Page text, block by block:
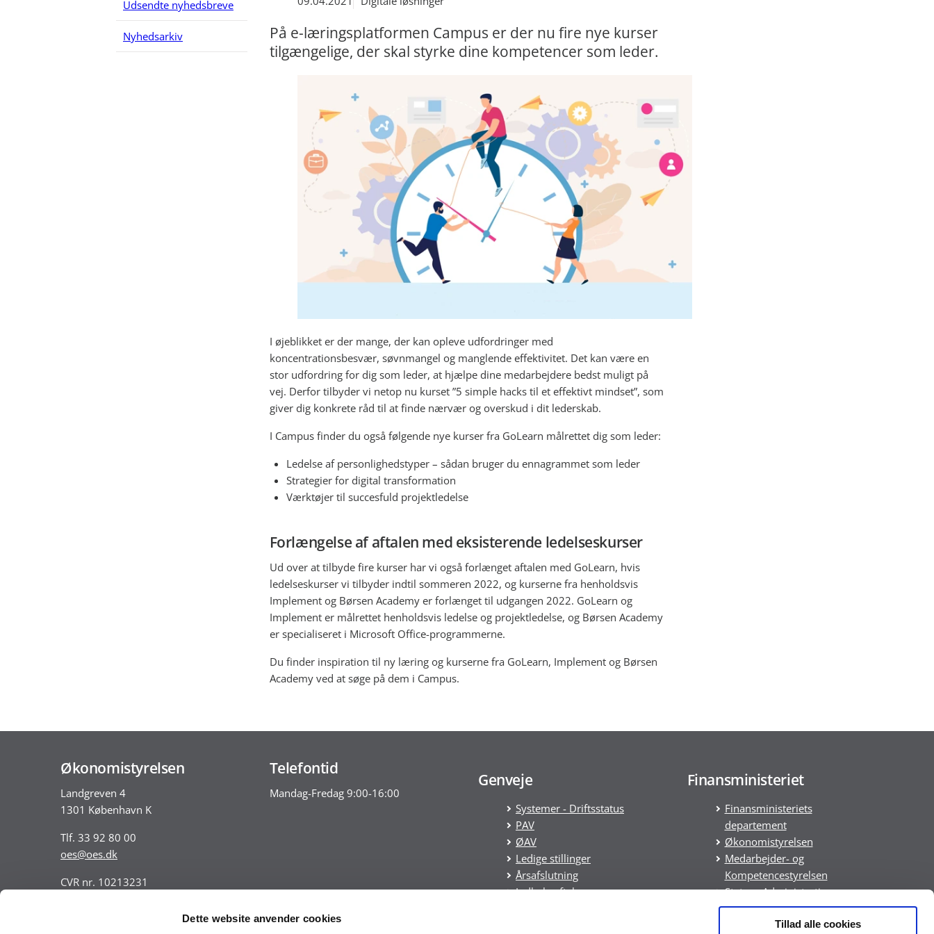
Dette website anvender cookies Tillad alle cookies
Udsendte nyhedsbreve
Nyhedsarkiv
På e-læringsplatformen Campus er der nu fire nye kurser
tilgængelige, der skal styrke dine kompetencer som leder.
I øjeblikket er der mange, der kan opleve udfordringer med
koncentrationsbesvær, søvnmangel og manglende effektivitet. Det kan være en
stor udfordring for dig som leder, at hjælpe dine medarbejdere bedst muligt på
vej. Derfor tilbyder vi netop nu kurset ”5 simple hacks til et effektivt mindset”, som
giver dig konkrete råd til at finde nærvær og overskud i dit lederskab.
I Campus finder du også følgende nye kurser fra GoLearn målrettet dig som leder:
Ledelse af personlighedstyper – sådan bruger du ennagrammet som leder
Strategier for digital transformation
Værktøjer til succesfuld projektledelse
Forlængelse af aftalen med eksisterende ledelseskurser
Ud over at tilbyde fire kurser har vi også forlænget aftalen med GoLearn, hvis
ledelseskurser vi tilbyder indtil sommeren 2022, og kurserne fra henholdsvis
Implement og Børsen Academy er forlænget til udgangen 2022. GoLearn og
Implement er målrettet henholdsvis ledelse og projektledelse, og Børsen Academy
er specialiseret i Microsoft Office-programmerne.
Du finder inspiration til ny læring og kurserne fra GoLearn, Implement og Børsen
Academy ved at søge på dem i Campus.
Økonomistyrelsen
Landgreven 4
1301 København K
Tlf. 33 92 80 00
oes@oes.dk
CVR nr. 10213231
Telefontid
Mandag-Fredag 9:00-16:00
Genveje
Systemer - Driftsstatus
PAV
ØAV
Ledige stillinger
Årsafslutning
Indkøbsaftaler
Finansministeriet
Finansministeriets
departement
Økonomistyrelsen
Medarbejder- og
Kompetencestyrelsen
Statens Administration
Statens It